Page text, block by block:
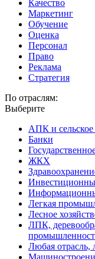
Качество
Маркетинг
Обучение
Оценка
Персонал
Право
Реклама
Стратегия
По отраслям:
Выберите
АПК и сельское
Банки
ЖКХ
Легкая
Лесное
ЛПК,
Любая отрасль,